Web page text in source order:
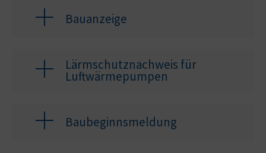
Bauanzeige
Lärmschutznachweis für
Luftwärmepumpen
Baubeginnsmeldung